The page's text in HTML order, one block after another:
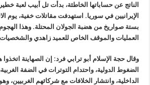
الناتج عن حساباتها الخاطئة، بدأت تل أبيب لعبة
الإيرانيين في سوريا. استهدفت مقاتلات خفية، يوم
بستة صواريخ من هضبة الجولان المحتلة. وهذا
العمليات والموقف الخاص للعميد زاهدي والشخصيات
وقال حجة الإسلام أبو ترابي فرد: إن الصهاينة
الضغوط الدولية، واحتدام التوترات في الضفة
الداخلية، وانتشار الخلافات مع شركائهم الغربيين،